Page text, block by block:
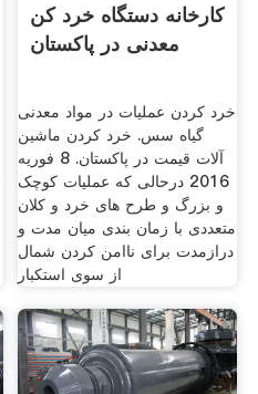
کارخانه دستگاه خرد کن
معدنی در پاکستان
خرد کردن عملیات در مواد معدنی
گیاه سس. خرد کردن ماشین
آلات قیمت در پاکستان. 8 فوریه
2016 درحالی که عملیات کوچک
و بزرگ و طرح های خرد و کلان
متعددی با زمان بندی میان مدت و
درازمدت برای ناامن کردن شمال
از سوی استکبار